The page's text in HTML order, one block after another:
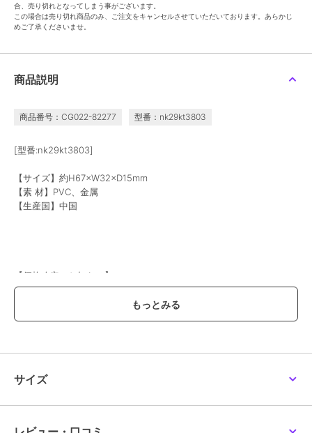
合、売り切れとなってしまう事がございます。
この場合は売り切れ商品のみ、ご注文をキャンセルさせていただいております。あらかじ
めご了承くださいませ。
商品説明
商品番号：CG022-82277 型番：nk29kt3803
[型番:nk29kt3803]
【サイズ】約H67×W32×D15mm
【素 材】PVC、金属
【生産国】中国
【価格改定のお知らせ】
こちらの商品は価格改定を実施させていただきます。
お届けする商品についているタグが旧価格の場合がございますが
現在表示されているサイト表示価格が正しい販売価格です｡
実際の商品と色や仕様が異なる場合がありますので、予め御了承くだ
さい。
サイズ